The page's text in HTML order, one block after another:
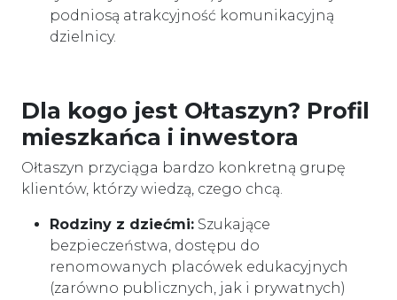
podniosą atrakcyjność komunikacyjną
dzielnicy.
Dla kogo jest Ołtaszyn? Profil
mieszkańca i inwestora
Ołtaszyn przyciąga bardzo konkretną grupę
klientów, którzy wiedzą, czego chcą.
Rodziny z dziećmi: Szukające
bezpieczeństwa, dostępu do
renomowanych placówek edukacyjnych
(zarówno publicznych, jak i prywatnych)